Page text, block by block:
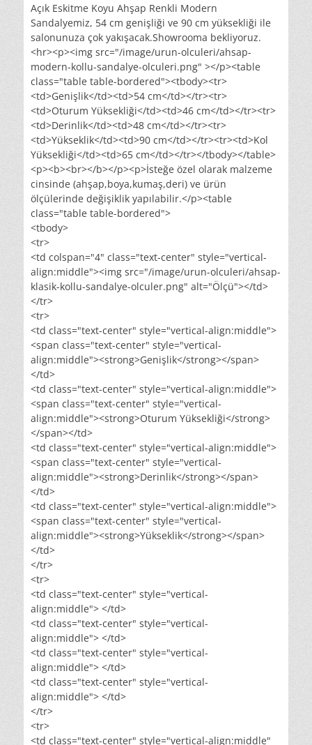
Açık Eskitme Koyu Ahşap Renkli Modern
Sandalyemiz, 54 cm genişliği ve 90 cm yüksekliği ile
salonunuza çok yakışacak.Showrooma bekliyoruz.
<hr><p><img src="/image/urun-olculeri/ahsap-
modern-kollu-sandalye-olculeri.png" ></p><table
class="table table-bordered"><tbody><tr>
<td>Genişlik</td><td>54 cm</td></tr><tr>
<td>Oturum Yüksekliği</td><td>46 cm</td></tr><tr>
<td>Derinlik</td><td>48 cm</td></tr><tr>
<td>Yükseklik</td><td>90 cm</td></tr><tr><td>Kol
Yüksekliği</td><td>65 cm</td></tr></tbody></table>
<p><b><br></b></p><p>İsteğe özel olarak malzeme
cinsinde (ahşap,boya,kumaş,deri) ve ürün
ölçülerinde değişiklik yapılabilir.</p><table
class="table table-bordered">
<tbody>
<tr>
<td colspan="4" class="text-center" style="vertical-
align:middle"><img src="/image/urun-olculeri/ahsap-
klasik-kollu-sandalye-olculer.png" alt="Ölçü"></td>
</tr>
<tr>
<td class="text-center" style="vertical-align:middle">
<span class="text-center" style="vertical-
align:middle"><strong>Genişlik</strong></span>
</td>
<td class="text-center" style="vertical-align:middle">
<span class="text-center" style="vertical-
align:middle"><strong>Oturum Yüksekliği</strong>
</span></td>
<td class="text-center" style="vertical-align:middle">
<span class="text-center" style="vertical-
align:middle"><strong>Derinlik</strong></span>
</td>
<td class="text-center" style="vertical-align:middle">
<span class="text-center" style="vertical-
align:middle"><strong>Yükseklik</strong></span>
</td>
</tr>
<tr>
<td class="text-center" style="vertical-
align:middle"> </td>
<td class="text-center" style="vertical-
align:middle"> </td>
<td class="text-center" style="vertical-
align:middle"> </td>
<td class="text-center" style="vertical-
align:middle"> </td>
</tr>
<tr>
<td class="text-center" style="vertical-align:middle"